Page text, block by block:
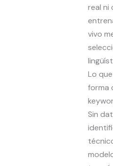
real ni
vivo
Lo
forma
Sin